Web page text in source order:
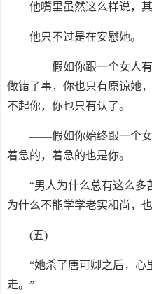
他嘴里虽然这么样说，
他只不过是在安慰她。
——假如你跟一个女人有
做错了事，你也只有原谅她
不起你，你也只有认了。
——假如你始终跟一个女
着急的，着急的也是你。
“男人为什么总有这么多
为什么不能学学老实和尚，
(五)
“她杀了唐可卿之后，心
走。”